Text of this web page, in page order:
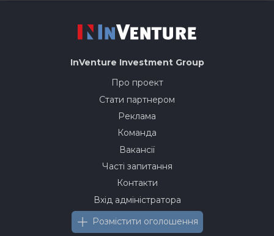
InVenture Investment Group
Про проект
Стати партнером
Реклама
Команда
Вакансії
Часті запитання
Контакти
Вхід адміністратора
Розмістити оголошення